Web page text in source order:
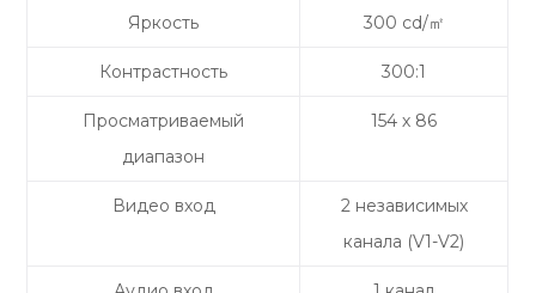
Яркость 300 cd/㎡
Контрастность 300:1
Просматриваемый
диапазон
154 х 86
Видео вход
2 независимых
канала (V1-V2)